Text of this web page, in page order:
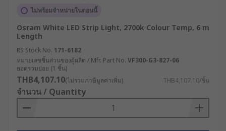
ไม่พร้อมจำหน่ายในตอนนี้
Osram White LED Strip Light, 2700k Colour Temp, 6 m
Length
RS Stock No. 171-6182
หมายเลขชิ้นส่วนของผู้ผลิต / Mfr. Part No. VF300-G3-827-06
ยอดรวมย่อย (1 ชิ้น)
THB4,107.10(ไม่รวมภาษีมูลค่าเพิ่ม) THB4,107.10/ชิ้น
จำนวน / Quantity